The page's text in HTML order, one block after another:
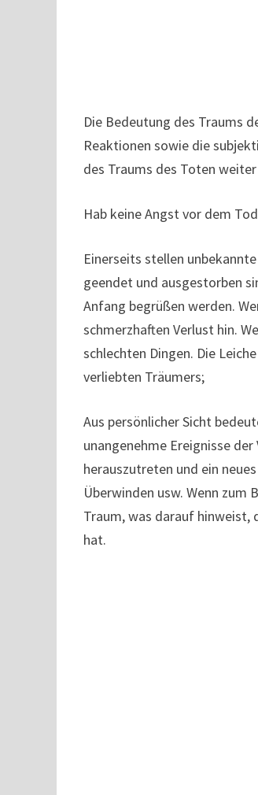
Die Bedeutung des Traums
Reaktionen sowie die
des Traums des Toten
Hab keine Angst vor dem
Einerseits stellen
geendet und ausgestorben
Anfang begrüßen werden.
schmerzhaften Verlust hin.
schlechten Dingen. Die
verliebten Träumers;
Aus persönlicher Sicht
unangenehme Ereignisse
herauszutreten und ein
Überwinden usw. Wenn zum
Traum, was darauf hinweist,
hat.